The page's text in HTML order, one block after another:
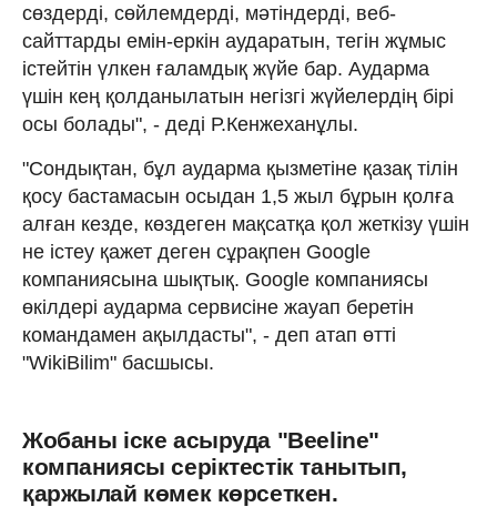
сөздердi, сөйлемдердi, мәтiндердi, веб-
сайттарды емiн-еркiн аударатын, тегiн жұмыс
iстейтiн үлкен ғаламдық жүйе бар. Аударма
үшiн кең қолданылатын негiзгi жүйелердiң бiрi
осы болады", - дедi Р.Кенжеханұлы.
"Сондықтан, бұл аударма қызметiне қазақ тiлiн
қосу бастамасын осыдан 1,5 жыл бұрын қолға
алған кезде, көздеген мақсатқа қол жеткiзу үшiн
не iстеу қажет деген сұрақпен Google
компаниясына шықтық. Google компаниясы
өкiлдерi аударма сервисіне жауап беретiн
командамен ақылдасты", - деп атап өтті
"WikiBilim" басшысы.
Жобаны iске асыруда "Beeline"
компаниясы серiктестiк танытып,
қаржылай көмек көрсеткен.